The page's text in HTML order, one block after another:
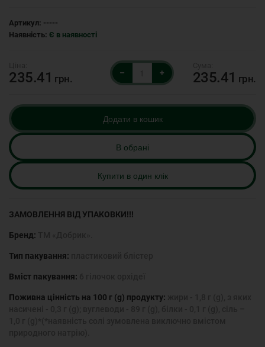
Артикул: -----
Наявність: Є в наявності
235.41 грн.
– + 235.41 грн.
Додати в кошик
В обрані
Купити в один клік
ЗАМОВЛЕННЯ ВІД УПАКОВКИ!!!
Бренд:
Тип пакування:
Вміст пакування:
Поживна цінність на 100 г (g) продукту: